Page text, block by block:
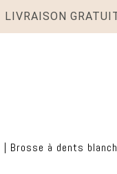
LIVRAISON
| Brosse à dents